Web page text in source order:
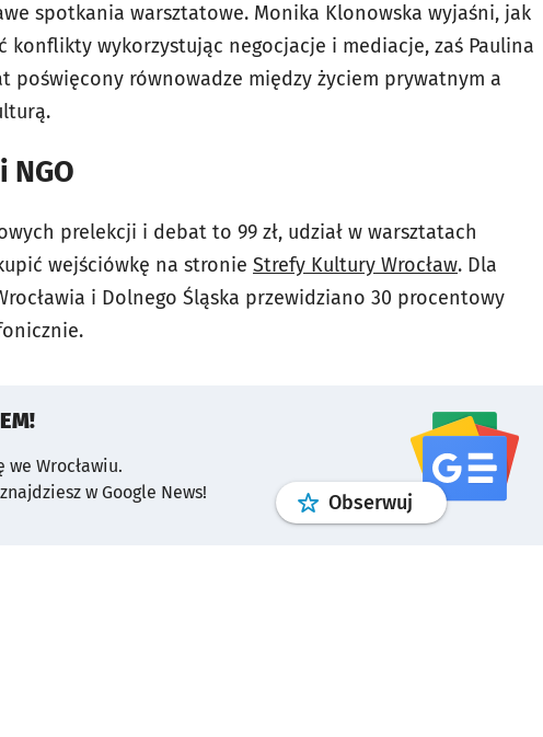
spotkania warsztatowe. Monika Klonowska wyjaśni, jak
konflikty wykorzystując negocjacje i mediacje, zaś Paulina
poświęcony równowadze między życiem prywatnym a
prelekcji i debat to 99 zł, udział w warsztatach
wejściówkę na stronie Strefy Kultury Wrocław. Dla
i Dolnego Śląska przewidziano 30 procentowy
Wrocławiu.
w Google News!
Obserwuj profilgoogle